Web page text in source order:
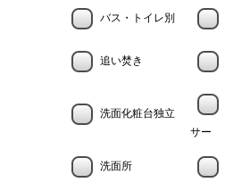
バス・トイレ別
追い焚き
洗面化粧台独立
サー
洗面所